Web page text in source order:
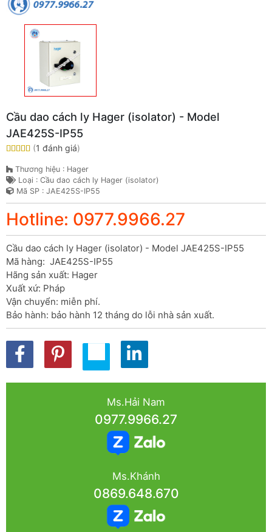
Cầu dao cách ly Hager (isolator) - Model
JAE425S-IP55
(1 đánh giá)
Thương hiệu : Hager
Loại : Cầu dao cách ly Hager (isolator)
Mã SP : JAE425S-IP55
Hotline: 0977.9966.27
Cầu dao cách ly Hager (isolator) - Model JAE425S-IP55
Mã hàng:  JAE425S-IP55
Hãng sản xuất: Hager
Xuất xứ: Pháp
Vận chuyển: miễn phí.
Bảo hành: bảo hành 12 tháng do lỗi nhà sản xuất.
Ms.Hải Nam
0977.9966.27
Ms.Khánh
0869.648.670